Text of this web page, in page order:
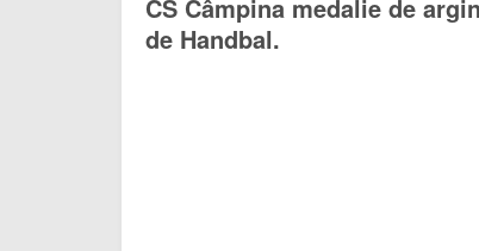
CS Câmpina medalie de
de Handbal.